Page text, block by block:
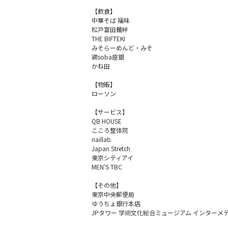
【飲食】
中華そば 福味
松戸富田麺絆
THE BIFTEKI
みそらーめんど・みそ
鶏soba座銀
かね田
【物販】
ローソン
【サービス】
QB HOUSE
こころ整体院
naillab.
Japan Stretch
東京シティアイ
MEN'S TBC
【その他】
東京中央郵便局
ゆうちょ銀行本店
JPタワー 学術文化総合ミュージアム インターメ